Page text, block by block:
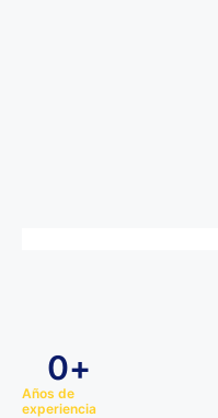
Años de
experiencia
0+